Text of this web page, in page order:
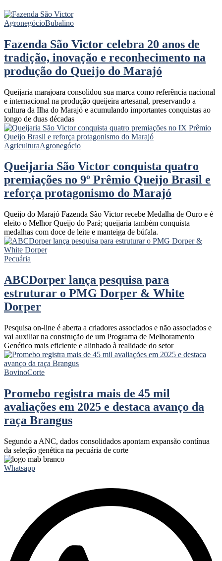
AgronegócioBubalino
Fazenda São Victor celebra 20 anos de
tradição, inovação e reconhecimento na
produção do Queijo do Marajó
Queijaria marajoara consolidou sua marca como referência nacional
e internacional na produção queijeira artesanal, preservando a
cultura da Ilha do Marajó e acumulando importantes conquistas ao
longo de duas décadas
AgriculturaAgronegócio
Queijaria São Victor conquista quatro
premiações no 9º Prêmio Queijo Brasil e
reforça protagonismo do Marajó
Queijo do Marajó Fazenda São Victor recebe Medalha de Ouro e é
eleito o Melhor Queijo do Pará; queijaria também conquista
medalhas com doce de leite e manteiga de búfala.
Pecuária
ABCDorper lança pesquisa para
estruturar o PMG Dorper & White
Dorper
Pesquisa on-line é aberta a criadores associados e não associados e
vai auxiliar na construção de um Programa de Melhoramento
Genético mais eficiente e alinhado à realidade do setor
BovinoCorte
Promebo registra mais de 45 mil
avaliações em 2025 e destaca avanço da
raça Brangus
Segundo a ANC, dados consolidados apontam expansão contínua
da seleção genética na pecuária de corte
Whatsapp